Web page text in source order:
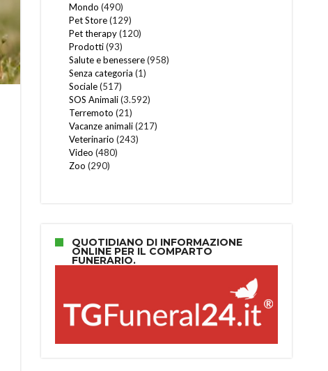
Mondo (490)
Pet Store(129)
Pet therapy(120)
Prodotti(93)
Salute e benessere(958)
Senza categoria (1)
Sociale(517)
SOS Animali(3.592)
Terremoto (21)
Vacanze animali(217)
Veterinario (243)
Video (480)
Zoo (290)
QUOTIDIANO DI INFORMAZIONE
ONLINE PER IL COMPARTO
FUNERARIO.